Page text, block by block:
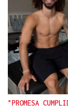
"PROMESA